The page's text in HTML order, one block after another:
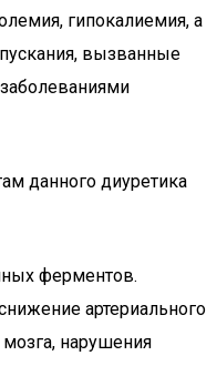
гипокалиемия, а
вызванные
данного диуретика
ферментов.
артериального
нарушения